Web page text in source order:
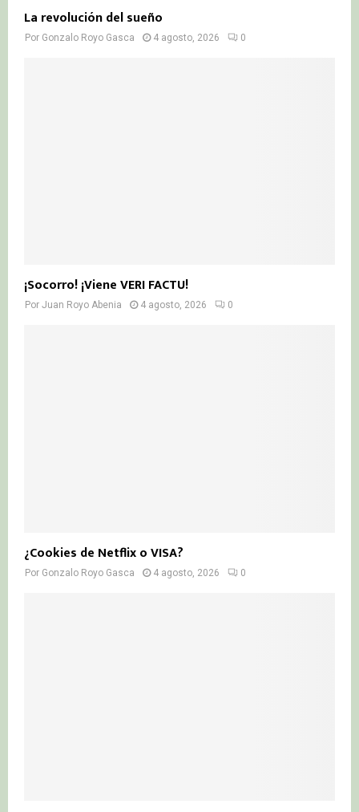
La revolución del sueño
Por Gonzalo Royo Gasca 4 agosto, 2026 0
¡Socorro! ¡Viene VERI FACTU!
Por Juan Royo Abenia 4 agosto, 2026 0
¿Cookies de Netflix o VISA?
Por Gonzalo Royo Gasca 4 agosto, 2026 0